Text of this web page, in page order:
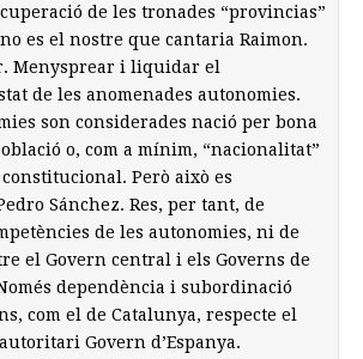
de les tronades “provincias”
es el nostre que cantaria Raimon.
Menysprear i liquidar el
de les anomenades autonomies.
son considerades nació per bona
o, com a mínim, “nacionalitat”
Però això es
Sánchez. Res, per tant, de
de les autonomies, ni de
el Govern central i els Governs de
dependència i subordinació
com el de Catalunya, respecte el
Govern d’Espanya.